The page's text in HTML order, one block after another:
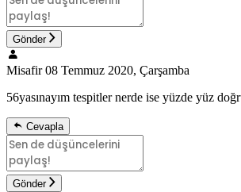
Gönder
Misafir 08 Temmuz 2020, Çarşamba
56yasınayım tespitler nerde ise yüzde yüz
Cevapla
Gönder